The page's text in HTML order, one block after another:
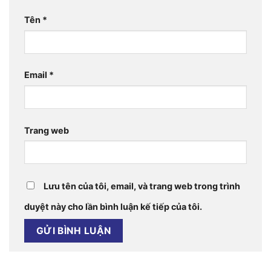
Tên *
Email *
Trang web
Lưu tên của tôi, email, và trang web trong trình
duyệt này cho lần bình luận kế tiếp của tôi.